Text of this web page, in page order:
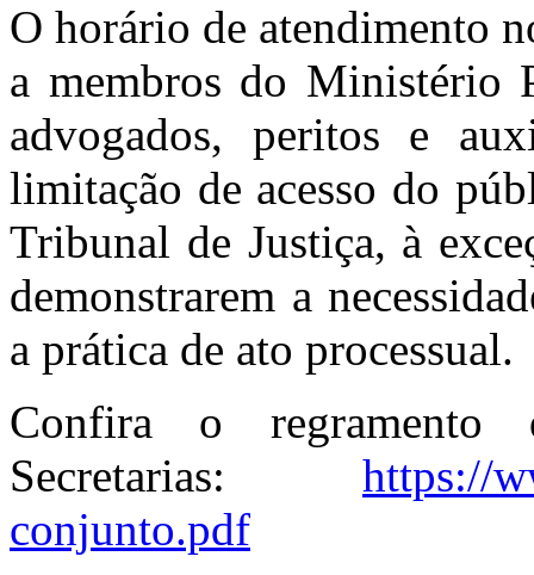
O horário de atendimento
a membros do Ministério
advogados, peritos e
limitação de acesso do
Tribunal de Justiça, à
demonstrarem a
a prática de ato processual.
Confira o
Secretarias: https://
conjunto.pdf